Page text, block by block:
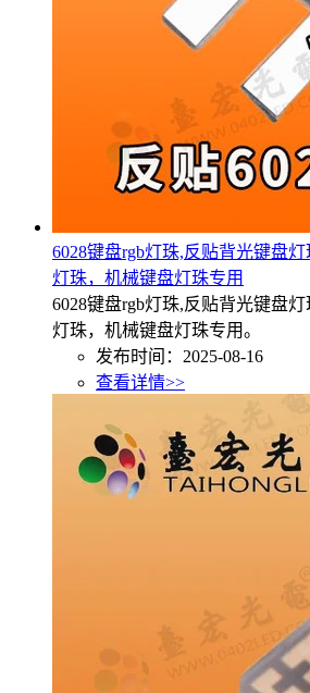
6028键盘rgb灯珠,反贴背光键盘
灯珠，机械键盘灯珠专用
6028键盘rgb灯珠,反贴背光键盘
灯珠，机械键盘灯珠专用。
发布时间：2025-08-16
查看详情>>